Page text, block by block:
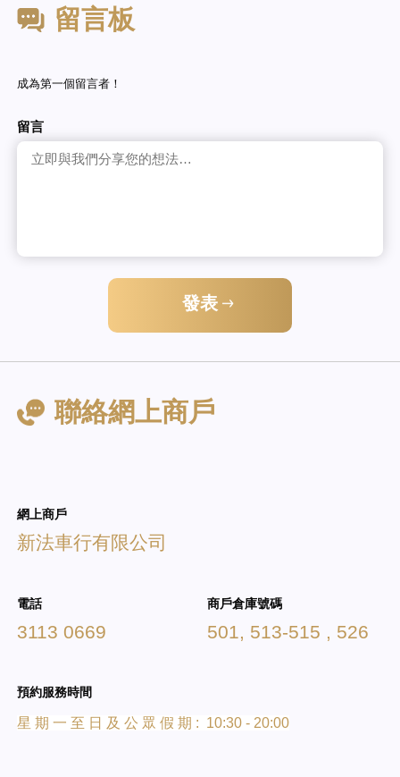
留言板
成為第一個留言者！
留言
發表
聯絡網上商戶
網上商戶
新法車行有限公司
電話
3113 0669
商戶倉庫號碼
501, 513-515 , 526
預約服務時間
星 期 一 至 日 及 公 眾 假 期 : 10:30 - 20:00